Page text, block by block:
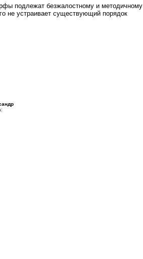
подлежат безжалостному и методичному
не устраивает существующий порядок